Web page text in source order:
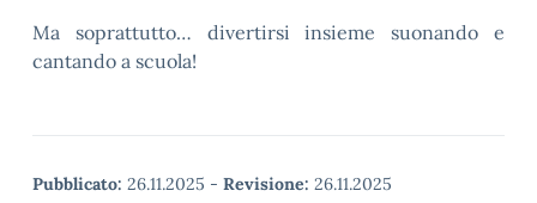
Ma soprattutto… divertirsi insieme suonando e
cantando a scuola!
Pubblicato: 26.11.2025 - Revisione: 26.11.2025